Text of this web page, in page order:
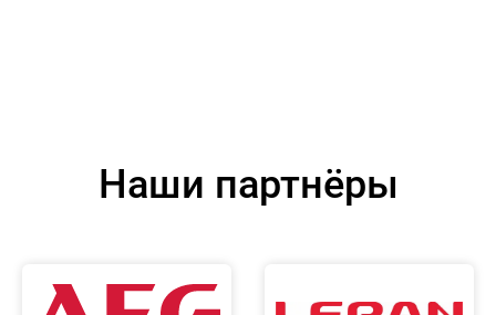
Наши партнёры